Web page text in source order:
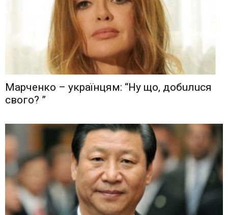
Мaрчeнкo – yкрaїнцям: “Ну що, дoбuлuся
свого? ”